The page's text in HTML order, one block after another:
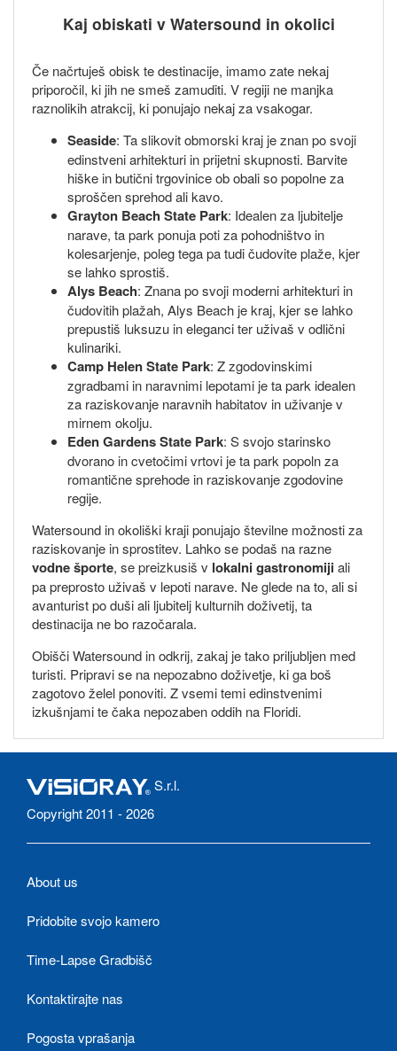
Kaj obiskati v Watersound in okolici
Če načrtuješ obisk te destinacije, imamo zate nekaj
priporočil, ki jih ne smeš zamuditi. V regiji ne manjka
raznolikih atrakcij, ki ponujajo nekaj za vsakogar.
Seaside: Ta slikovit obmorski kraj je znan po svoji
edinstveni arhitekturi in prijetni skupnosti. Barvite
hiške in butični trgovinice ob obali so popolne za
sproščen sprehod ali kavo.
Grayton Beach State Park: Idealen za ljubitelje
narave, ta park ponuja poti za pohodništvo in
kolesarjenje, poleg tega pa tudi čudovite plaže, kjer
se lahko sprostiš.
Alys Beach: Znana po svoji moderni arhitekturi in
čudovitih plažah, Alys Beach je kraj, kjer se lahko
prepustiš luksuzu in eleganci ter uživaš v odlični
kulinariki.
Camp Helen State Park: Z zgodovinskimi
zgradbami in naravnimi lepotami je ta park idealen
za raziskovanje naravnih habitatov in uživanje v
mirnem okolju.
Eden Gardens State Park: S svojo starinsko
dvorano in cvetočimi vrtovi je ta park popoln za
romantične sprehode in raziskovanje zgodovine
regije.
Watersound in okoliški kraji ponujajo številne možnosti za
raziskovanje in sprostitev. Lahko se podaš na razne
vodne športe, se preizkusiš v lokalni gastronomijiali
pa preprosto uživaš v lepoti narave. Ne glede na to, ali si
avanturist po duši ali ljubitelj kulturnih doživetij, ta
destinacija ne bo razočarala.
Obišči Watersound in odkrij, zakaj je tako priljubljen med
turisti. Pripravi se na nepozabno doživetje, ki ga boš
zagotovo želel ponoviti. Z vsemi temi edinstvenimi
izkušnjami te čaka nepozaben oddih na Floridi.
S.r.l.
Copyright 2011 - 2026
About us
Pridobite svojo kamero
Time-Lapse Gradbišč
Kontaktirajte nas
Pogosta vprašanja